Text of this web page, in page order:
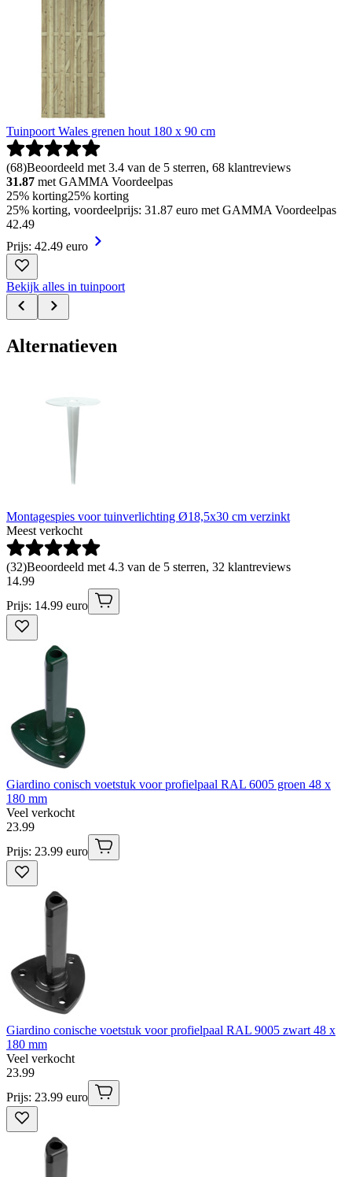
Tuinpoort Wales grenen hout 180 x 90 cm
(68)Beoordeeld met 3.4 van de 5 sterren, 68 klantreviews
31.87 met GAMMA Voordeelpas
25% korting25% korting
25% korting, voordeelprijs: 31.87 euro met GAMMA Voordeelpas
42.49
Prijs: 42.49 euro
Bekijk alles in tuinpoort
Alternatieven
Montagespies voor tuinverlichting Ø18,5x30 cm verzinkt
Meest verkocht
(32)Beoordeeld met 4.3 van de 5 sterren, 32 klantreviews
14.99
Prijs: 14.99 euro
Giardino conisch voetstuk voor profielpaal RAL 6005 groen 48 x
180 mm
Veel verkocht
23.99
Prijs: 23.99 euro
Giardino conische voetstuk voor profielpaal RAL 9005 zwart 48 x
180 mm
Veel verkocht
23.99
Prijs: 23.99 euro